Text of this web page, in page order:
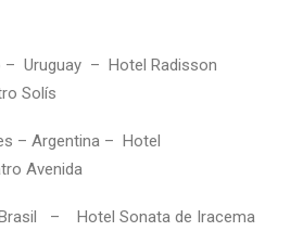
– Hotel Radisson
Solís
Argentina – Hotel
Avenida
– Hotel Sonata de Iracema